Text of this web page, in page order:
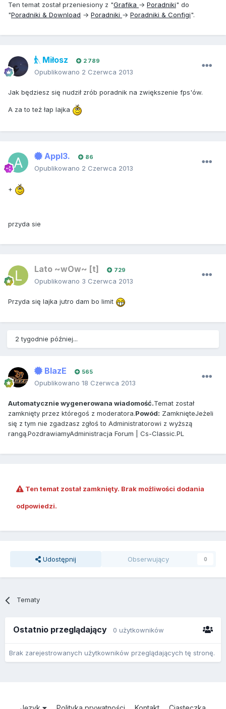
Ten temat został przeniesiony z "Grafika → Poradniki" do
"Poradniki & Download → Poradniki → Poradniki & Configi".
Miłosz 2 789
Opublikowano 2 Czerwca 2013
Jak będziesz się nudził zrób poradnik na zwiększenie fps'ów.
A za to też łap lajka
Appl3. 86
Opublikowano 2 Czerwca 2013
+
przyda sie
Lato ~wOw~ [t] 729
Opublikowano 3 Czerwca 2013
Przyda się lajka jutro dam bo limit
2 tygodnie później...
BlazE 565
Opublikowano 18 Czerwca 2013
Automatycznie wygenerowana wiadomość.Temat został
zamknięty przez któregoś z moderatora.Powód: ZamknięteJeżeli
się z tym nie zgadzasz zgłoś to Administratorowi z wyższą
rangą.PozdrawiamyAdministracja Forum | Cs-Classic.PL
Ten temat został zamknięty. Brak możliwości dodania
odpowiedzi.
Udostępnij Obserwujący 0
Tematy
Ostatnio przeglądający 0 użytkowników
Brak zarejestrowanych użytkowników przeglądających tę stronę.